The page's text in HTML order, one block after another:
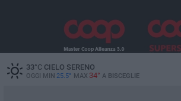
33°CCIELO SERENO
OGGI MIN 25.5° MAX 34° A BISCEGLIE